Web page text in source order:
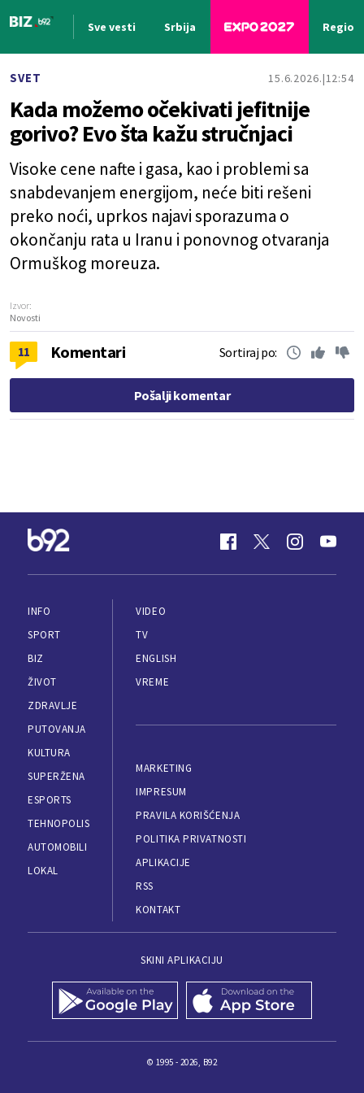
Sve vesti Srbija Region
SVET 15.6.2026. 12:54
Kada možemo očekivati jefitnije
gorivo? Evo šta kažu stručnjaci
Visoke cene nafte i gasa, kao i problemi sa
snabdevanjem energijom, neće biti rešeni
preko noći, uprkos najavi sporazuma o
okončanju rata u Iranu i ponovnog otvaranja
Ormuškog moreuza.
Izvor:
Novosti
11 Komentari Sortiraj po:
Pošalji komentar
INFO
SPORT
BIZ
ŽIVOT
ZDRAVLJE
PUTOVANJA
KULTURA
SUPERŽENA
ESPORTS
TEHNOPOLIS
AUTOMOBILI
LOKAL
VIDEO
TV
ENGLISH
VREME
MARKETING
IMPRESUM
PRAVILA KORIŠĆENJA
POLITIKA PRIVATNOSTI
APLIKACIJE
RSS
KONTAKT
SKINI APLIKACIJU
© 1995 - 2026, B92